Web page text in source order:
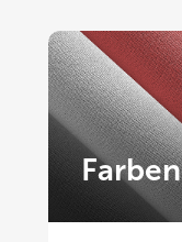
Farben